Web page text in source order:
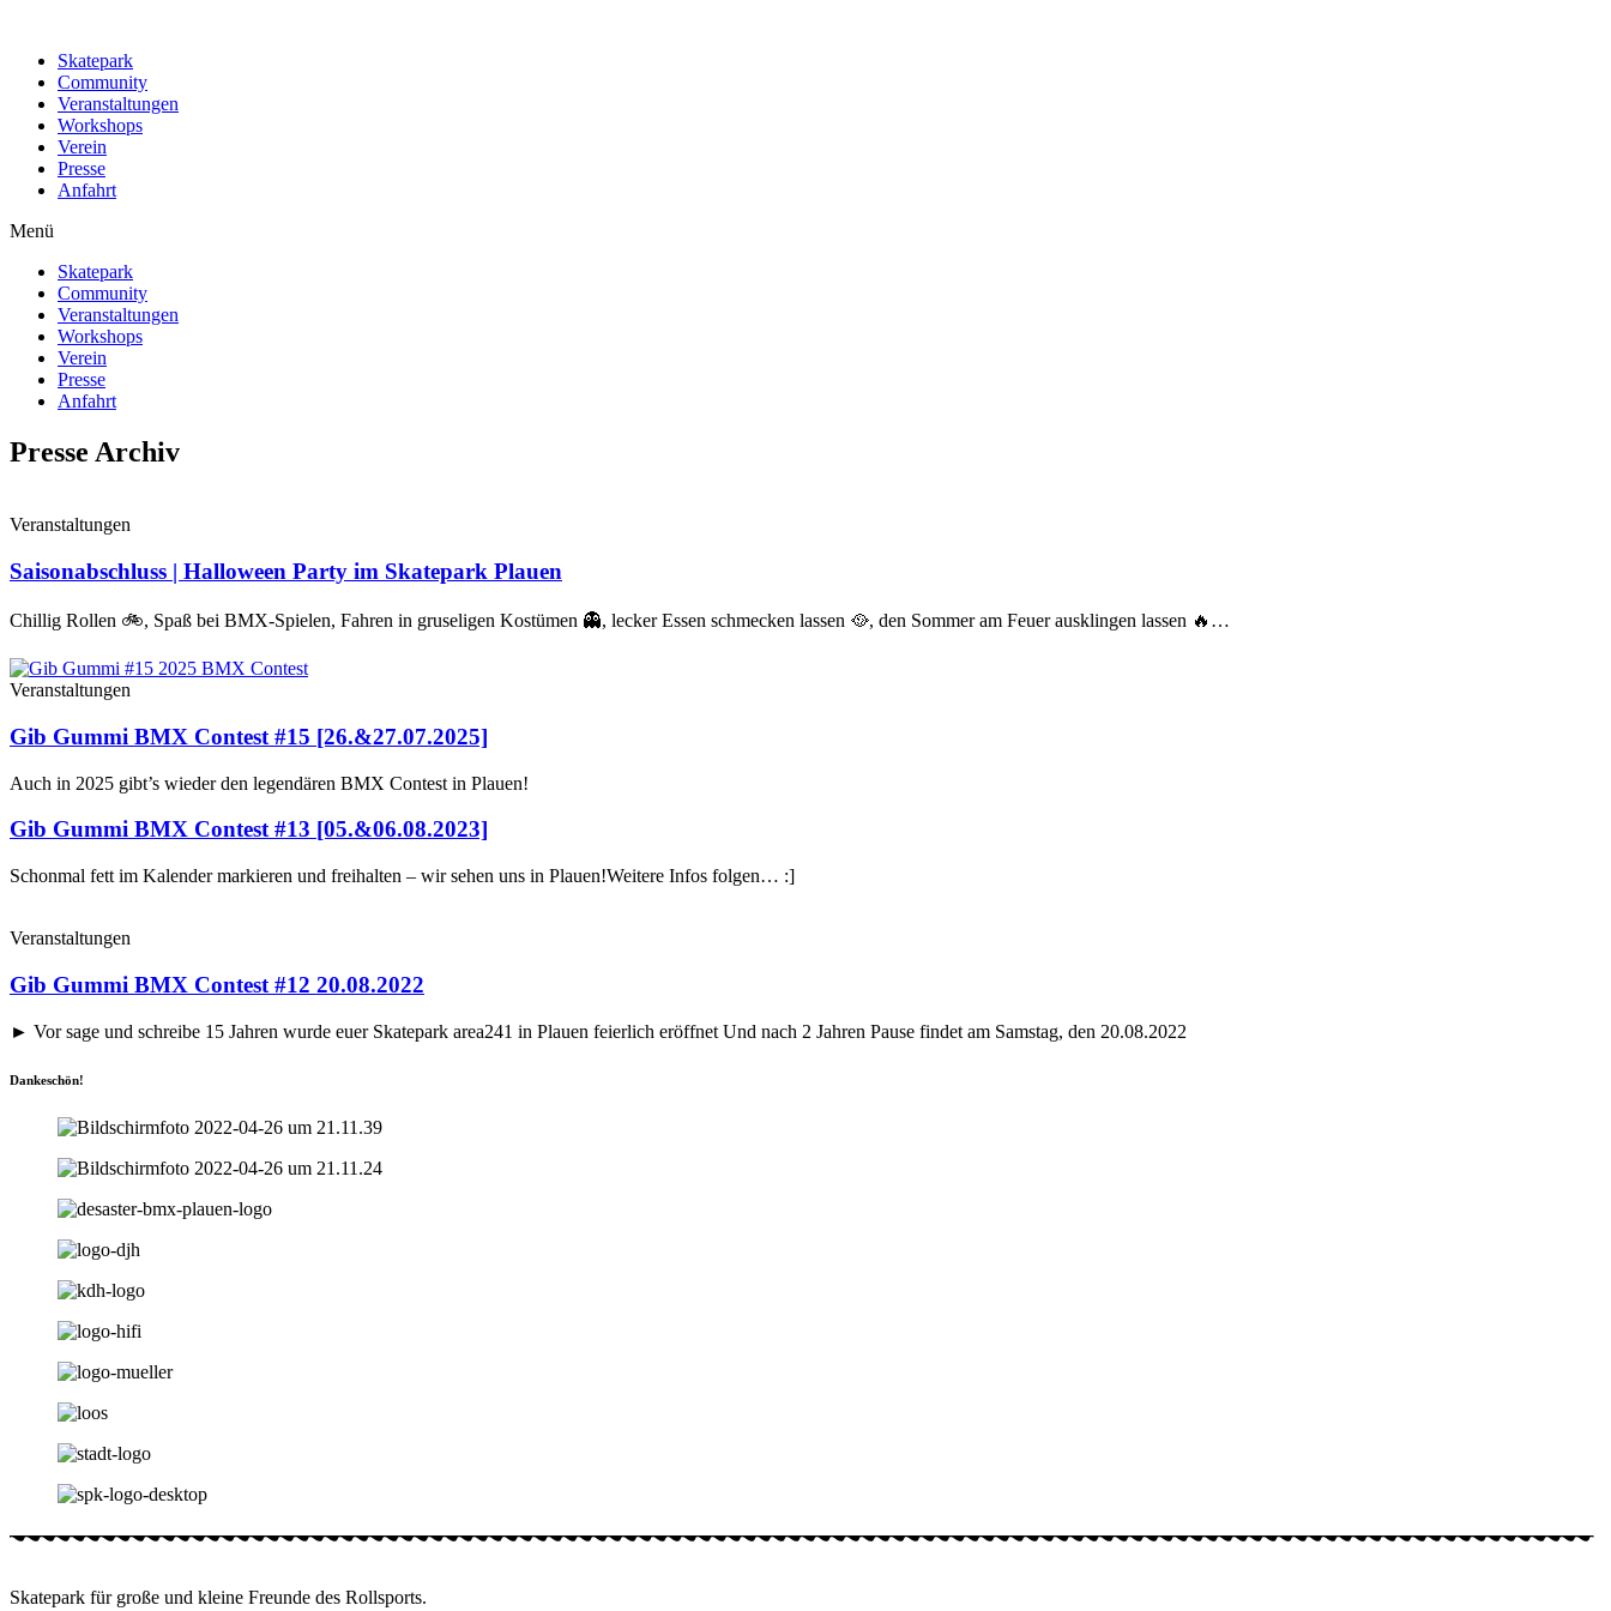
Skatepark
Community
Veranstaltungen
Workshops
Verein
Presse
Anfahrt
Menü
Skatepark
Community
Veranstaltungen
Workshops
Verein
Presse
Anfahrt
Presse Archiv
Veranstaltungen
Saisonabschluss | Halloween Party im Skatepark Plauen
Chillig Rollen 🚲, Spaß bei BMX-Spielen, Fahren in gruseligen Kostümen 👻, lecker Essen schmecken lassen 🥘, den Sommer am Feuer ausklingen lassen 🔥…
Veranstaltungen
Gib Gummi BMX Contest #15 [26.&27.07.2025]
Auch in 2025 gibt’s wieder den legendären BMX Contest in Plauen!
Gib Gummi BMX Contest #13 [05.&06.08.2023]
Schonmal fett im Kalender markieren und freihalten – wir sehen uns in Plauen!Weitere Infos folgen… :]
Veranstaltungen
Gib Gummi BMX Contest #12 20.08.2022
► Vor sage und schreibe 15 Jahren wurde euer Skatepark area241 in Plauen feierlich eröffnet Und nach 2 Jahren Pause findet am Samstag, den 20.08.2022
Dankeschön!
Skatepark für große und kleine Freunde des Rollsports.